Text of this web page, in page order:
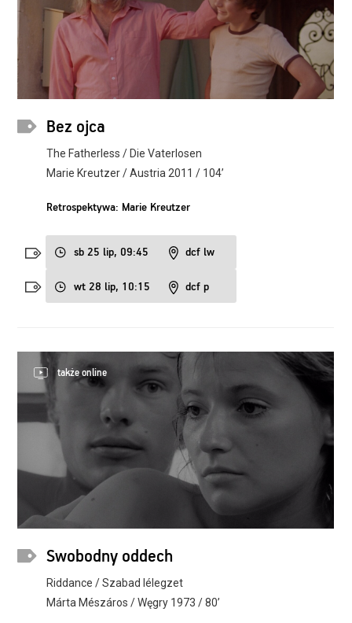
Bez ojca
The Fatherless / Die Vaterlosen
Marie Kreutzer / Austria 2011 / 104’
Retrospektywa: Marie Kreutzer
sb 25 lip, 09:45 dcf lw
wt 28 lip, 10:15 dcf p
także online
Swobodny oddech
Riddance / Szabad lélegzet
Márta Mészáros / Węgry 1973 / 80’